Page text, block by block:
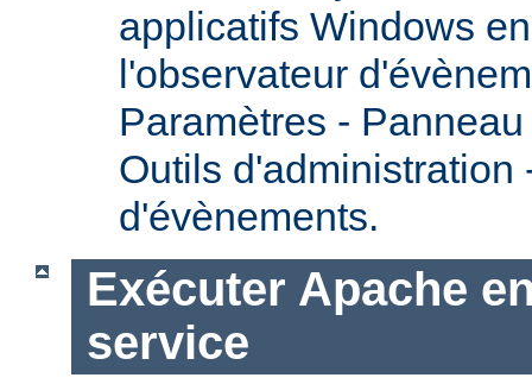
applicatifs Windows
l'observateur
Paramètres -
Outils d'administration
d'évènements.
Exécuter Apache
service